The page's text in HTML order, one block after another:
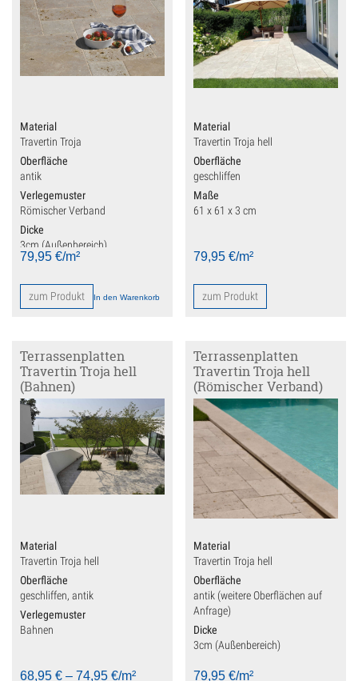
Mauersteine
Muschelkalk
Möbel
Mörtel
Natursteinbad
Natursteinfliesen
Natursteintreppen
Pflastersteine
Pflastersteine Anthrazit/Schwarz
Pflastersteine Einfahrt
Pflastersteine Garten
Poolumrandung
Rasenkantensteine/Randsteine
Reinigungs- & Pflegeprodukte
Steinbrunnen & Gartengestaltung
Material
Travertin Troja
Oberfläche
antik
Verlegemuster
Römischer Verband
Dicke
3cm (Außenbereich)
79,95 €/m²
zum Produkt In den Warenkorb
Material
Travertin Troja hell
Oberfläche
geschliffen
Maße
61 x 61 x 3 cm
79,95€/m²
zum Produkt
Terrassenplatten
Travertin Troja hell
(Bahnen)
Material
Travertin Troja hell
Oberfläche
geschliffen, antik
Verlegemuster
Bahnen
68,95 € – 74,95 €/m²
Terrassenplatten
Travertin Troja hell
(Römischer Verband)
Material
Travertin Troja hell
Oberfläche
antik (weitere Oberflächen auf
Anfrage)
Dicke
3cm (Außenbereich)
79,95€/m²